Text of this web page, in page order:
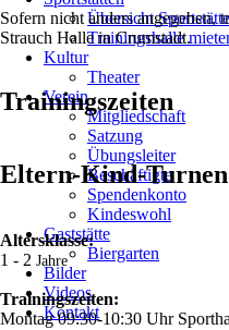
Übersicht
Trainingshalle
Kultur
Theater
Verein
Mitgliedschaft
Satzung
Übungsleiter
Beschäftigte
Spendenkonto
Kindeswohl
Gaststätte
Biergarten
Bilder
Videos
Kontakt
Sofern nicht anders angegeben,
Strauch Halle in Crumstadt.
Trainingszeiten
Eltern-Kind-
Altersklasse:
1 - 2 Jahre
Trainingszeiten:
Montag 09:30-10:30 Uhr